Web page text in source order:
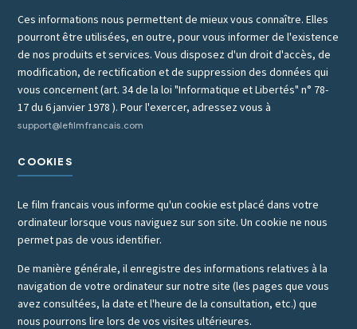
Ces informations nous permettent de mieux vous connaître. Elles
pourront être utilisées, en outre, pour vous informer de l'existence
de nos produits et services. Vous disposez d'un droit d'accès, de
modification, de rectification et de suppression des données qui
vous concernent (art. 34 de la loi "Informatique et Libertés" n° 78-
17 du 6 janvier 1978 ). Pour l'exercer, adressez vous à
support@lefilmfrancais.com
COOKIES
Le film francais vous informe qu'un cookie est placé dans votre
ordinateur lorsque vous naviguez sur son site. Un cookie ne nous
permet pas de vous identifier.
De manière générale, il enregistre des informations relatives à la
navigation de votre ordinateur sur notre site (les pages que vous
avez consultées, la date et l'heure de la consultation, etc.) que
nous pourrons lire lors de vos visites ultérieures.